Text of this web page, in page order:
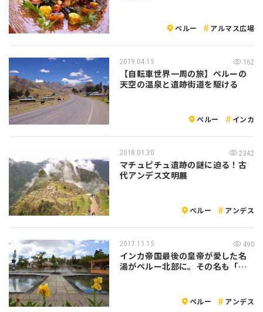
ペルー アルマス広場
2019.04.15 162
【自転車世界一周の旅】ペルーの
天空の温泉と遺跡街道を駆ける
ペルー インカ
2018.01.30 2342
マチュピチュ遺跡の謎に迫る！古
代アンデス文明展
ペルー アンデス
2017.11.15 490
インカ帝国最後の皇帝が愛した名
湯がペルー北部に。その名も「バ
ペルー アンデス